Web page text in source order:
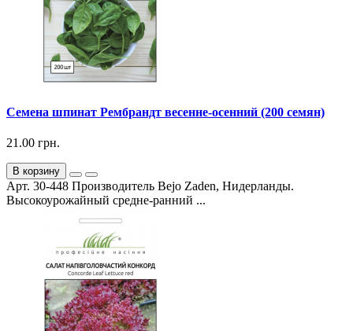
Семена шпинат Рембрандт весенне-осенний (200 семян)
21.00 грн.
В корзину
Арт. 30-448 Производитель Bejo Zaden, Нидерланды.
Высокоурожайный средне-ранний ...